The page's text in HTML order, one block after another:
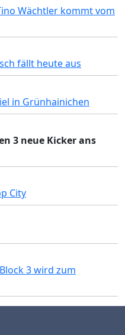
Wächtler kommt vom
fällt heute aus
in Grünhainichen
3 neue Kicker ans
City
3 wird zum